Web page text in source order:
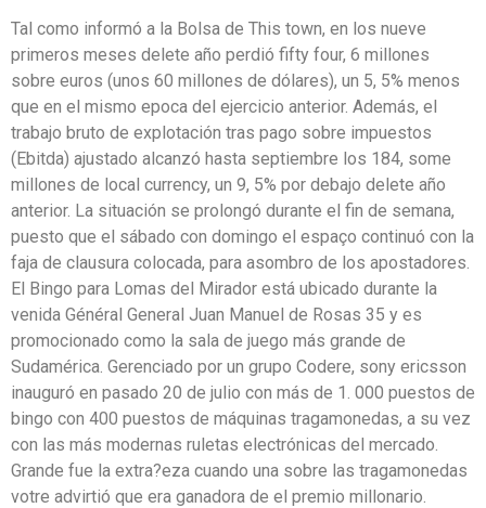
Tal como informó a la Bolsa de This town, en los nueve
primeros meses delete año perdió fifty four, 6 millones
sobre euros (unos 60 millones de dólares), un 5, 5% menos
que en el mismo epoca del ejercicio anterior. Además, el
trabajo bruto de explotación tras pago sobre impuestos
(Ebitda) ajustado alcanzó hasta septiembre los 184, some
millones de local currency, un 9, 5% por debajo delete año
anterior. La situación se prolongó durante el fin de semana,
puesto que el sábado con domingo el espaço continuó con la
faja de clausura colocada, para asombro de los apostadores.
El Bingo para Lomas del Mirador está ubicado durante la
venida Général General Juan Manuel de Rosas 35 y es
promocionado como la sala de juego más grande de
Sudamérica. Gerenciado por un grupo Codere, sony ericsson
inauguró en pasado 20 de julio con más de 1. 000 puestos de
bingo con 400 puestos de máquinas tragamonedas, a su vez
con las más modernas ruletas electrónicas del mercado.
Grande fue la extra?eza cuando una sobre las tragamonedas
votre advirtió que era ganadora de el premio millonario.